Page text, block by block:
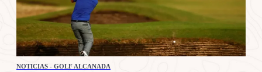
NOTICIAS - GOLF ALCANADA